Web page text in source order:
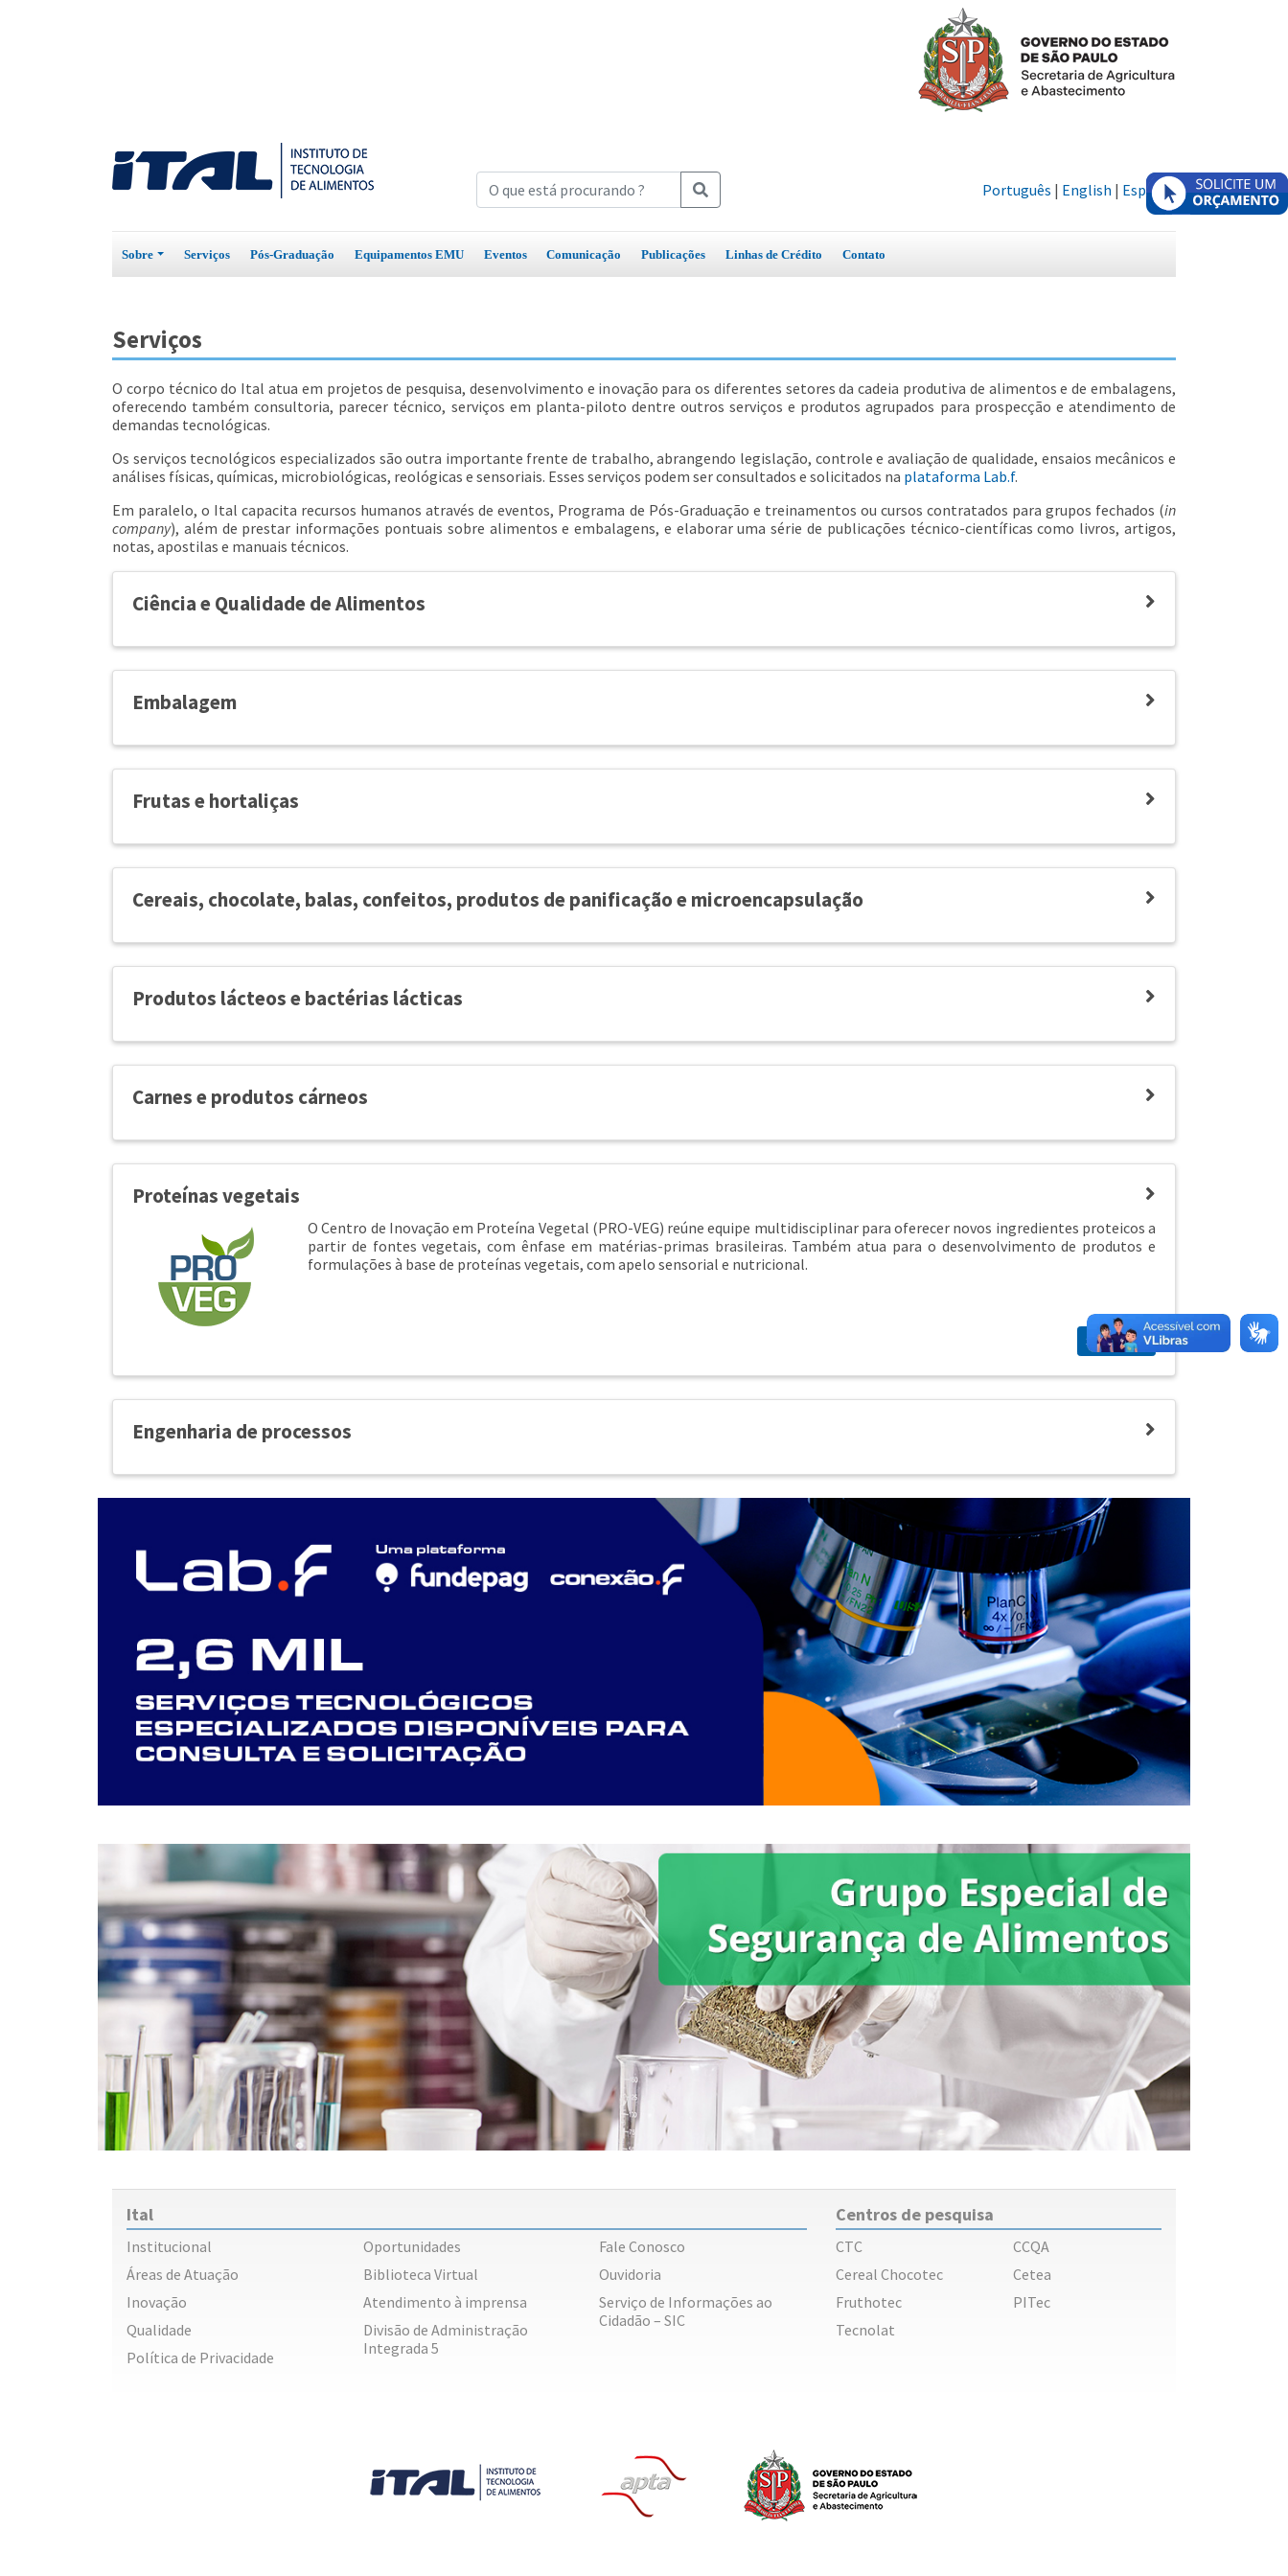
Português | English | Español
Sobre Serviços Pós-Graduação Equipamentos EMU Eventos Comunicação Publicações Linhas de Crédito Contato
Serviços
O corpo técnico do Ital atua em projetos de pesquisa, desenvolvimento e inovação para os diferentes setores da cadeia produtiva de alimentos e de embalagens,
oferecendo também consultoria, parecer técnico, serviços em planta-piloto dentre outros serviços e produtos agrupados para prospecção e atendimento de
demandas tecnológicas.
Os serviços tecnológicos especializados são outra importante frente de trabalho, abrangendo legislação, controle e avaliação de qualidade, ensaios mecânicos e
análises físicas, químicas, microbiológicas, reológicas e sensoriais. Esses serviços podem ser consultados e solicitados na plataforma Lab.f.
Em paralelo, o Ital capacita recursos humanos através de eventos, Programa de Pós-Graduação e treinamentos ou cursos contratados para grupos fechados (in
company), além de prestar informações pontuais sobre alimentos e embalagens, e elaborar uma série de publicações técnico-científicas como livros, artigos,
notas, apostilas e manuais técnicos.
Ciência e Qualidade de Alimentos
Embalagem
Frutas e hortaliças
Cereais, chocolate, balas, confeitos, produtos de panificação e microencapsulação
Produtos lácteos e bactérias lácticas
Carnes e produtos cárneos
Proteínas vegetais
O Centro de Inovação em Proteína Vegetal (PRO-VEG) reúne equipe multidisciplinar para oferecer novos ingredientes proteicos a
partir de fontes vegetais, com ênfase em matérias-primas brasileiras. Também atua para o desenvolvimento de produtos e
formulações à base de proteínas vegetais, com apelo sensorial e nutricional.
Saiba mais
Engenharia de processos
Ital
Institucional
Áreas de Atuação
Inovação
Qualidade
Política de Privacidade
Oportunidades
Biblioteca Virtual
Atendimento à imprensa
Divisão de Administração
Integrada 5
Fale Conosco
Ouvidoria
Serviço de Informações ao
Cidadão – SIC
Centros de pesquisa
CTC
Cereal Chocotec
Fruthotec
Tecnolat
CCQA
Cetea
PITec